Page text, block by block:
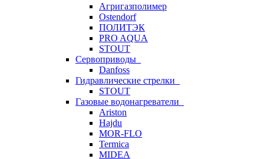
Агригазполимер
Ostendorf
ПОЛИТЭК
PRO AQUA
STOUT
Сервоприводы
Danfoss
Гидравлические стрелки
STOUT
Газовые водонагреватели
Ariston
Hajdu
MOR-FLO
Termica
MIDEA